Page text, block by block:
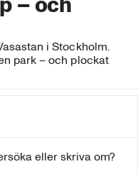
i Stockholm.
park – och plockat
eller skriva om?